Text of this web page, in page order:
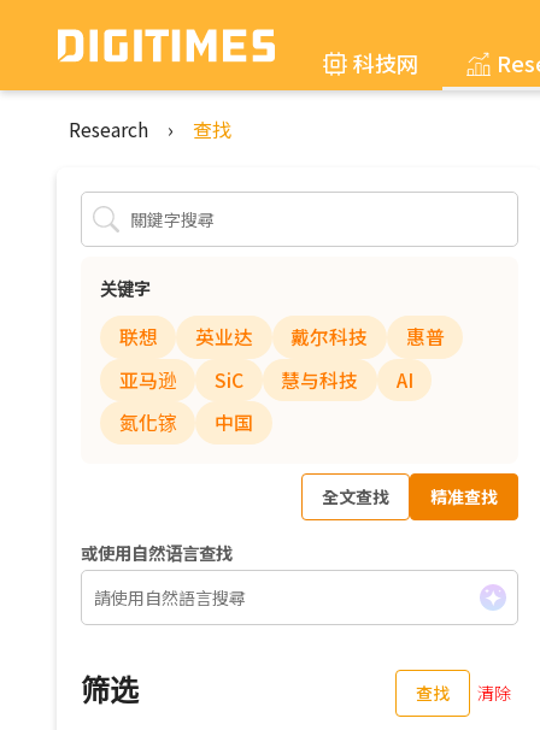
科技网
Research › 查找
关键字
联想 英业达 戴尔科技
惠普
亚马逊
SiC 慧与科技
AI
氮化镓
中国
全文查找 精准查找
或使用自然语言查找
筛选 查找 清除